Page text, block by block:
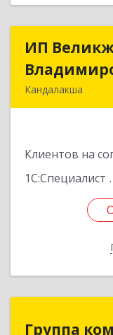
ИП
Кандалакша
Клиентов на
1С:Специалист
Группа